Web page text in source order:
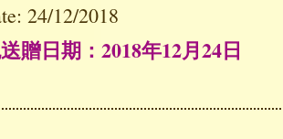
24/12/2018
贈日期：2018年12月24日